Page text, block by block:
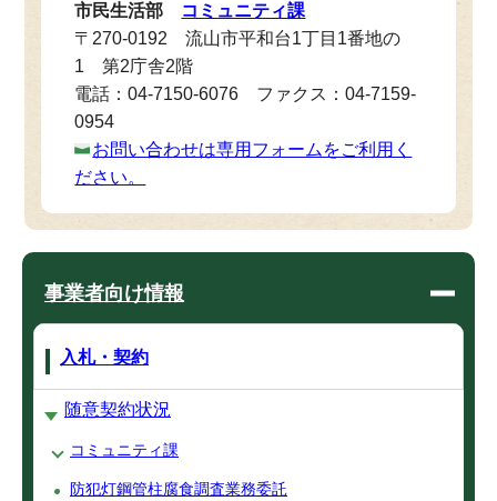
市民生活部 コミュニティ課
〒270-0192 流山市平和台1丁目1番地の
1 第2庁舎2階
電話：04-7150-6076 ファクス：04-7159-
0954
お問い合わせは専用フォームをご利用く
ださい。
事業者向け情報
入札・契約
随意契約状況
コミュニティ課
防犯灯鋼管柱腐食調査業務委託